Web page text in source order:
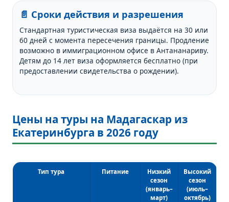
📄 Сроки действия и разрешения
Стандартная туристическая виза выдаётся на 30 или
60 дней с момента пересечения границы. Продление
возможно в иммиграционном офисе в Антананариву.
Детям до 14 лет виза оформляется бесплатно (при
предоставлении свидетельства о рождении).
Цены на туры на Мадагаскар из
Екатеринбурга в 2026 году
Тип тура Питание
Низкий
сезон
(январь–
март)
Высокий
сезон
(июль–
октябрь)